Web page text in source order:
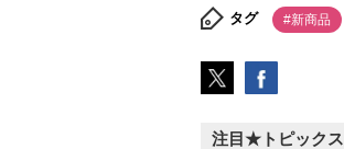
タグ #新商品
注目★トピックス